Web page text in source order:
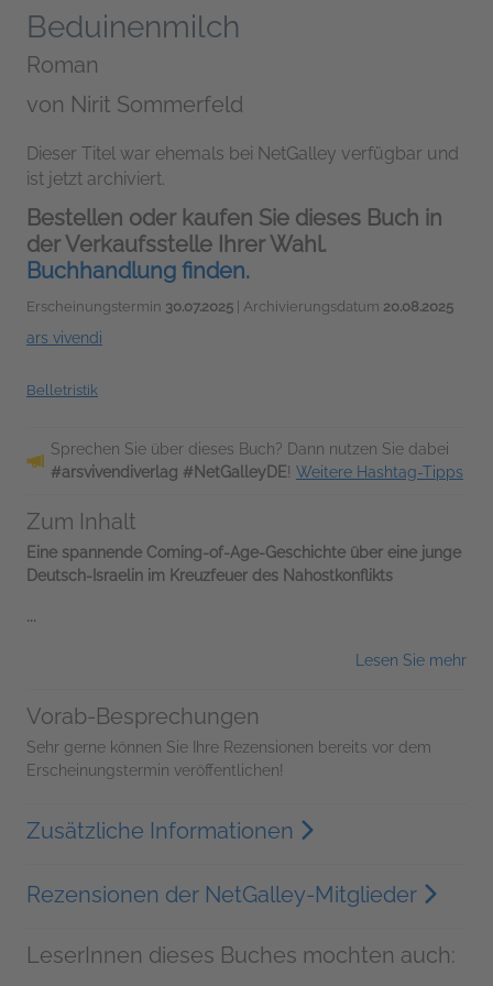
Beduinenmilch
Roman
von Nirit Sommerfeld
Dieser Titel war ehemals bei NetGalley verfügbar und
ist jetzt archiviert.
Bestellen oder kaufen Sie dieses Buch in
der Verkaufsstelle Ihrer Wahl.
Buchhandlung finden.
Erscheinungstermin 30.07.2025 | Archivierungsdatum 20.08.2025
ars vivendi
Belletristik
Sprechen Sie über dieses Buch? Dann nutzen Sie dabei
#arsvivendiverlag #NetGalleyDE! Weitere Hashtag-Tipps
Zum Inhalt
Eine spannende Coming-of-Age-Geschichte über eine junge
Deutsch-Israelin im Kreuzfeuer des Nahostkonflikts
...
Lesen Sie mehr
Vorab-Besprechungen
Sehr gerne können Sie Ihre Rezensionen bereits vor dem
Erscheinungstermin veröffentlichen!
Zusätzliche Informationen
Rezensionen der NetGalley-Mitglieder
LeserInnen dieses Buches mochten auch: